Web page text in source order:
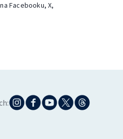
Facebooku, X,